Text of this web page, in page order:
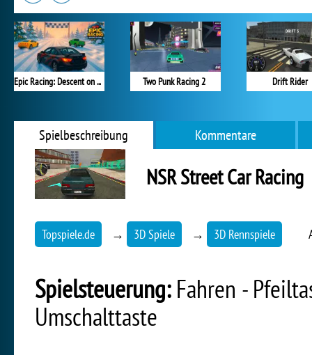
Epic Racing: Descent on Cars Two Punk Racing 2 Drift Rider
Spielbeschreibung Kommentare
NSR Street Car Racing
Topspiele.de → 3D Spiele → 3D Rennspiele
Spielsteuerung:Fahren -
Umschalttaste